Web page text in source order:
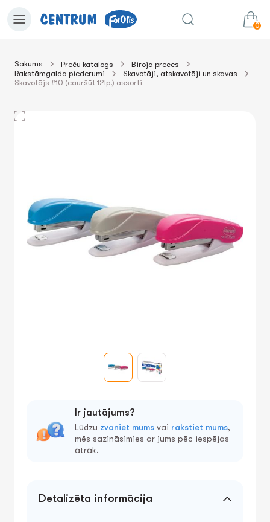
0
uz grozu Summa:0.00€
Sākums Preču katalogs
Biroja preces
Rakstāmgalda piederumi
Skavotāji, atskavotāji un skavas
Skavotājs #10 (cauršūt 12lp.) assorti
Ir jautājums?
Lūdzu zvaniet mums vai rakstiet mums,
mēs sazināsimies ar jums pēc iespējas
ātrāk.
Detalizēta informācija